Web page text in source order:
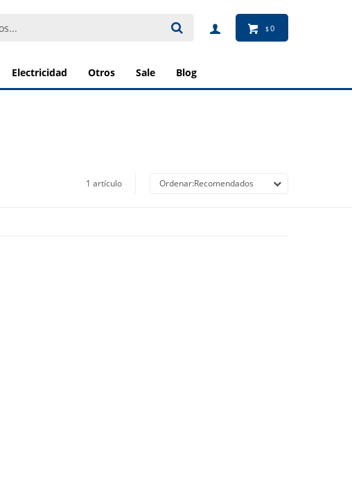
electricidad otros sale blog
$0
1 artículo Recomendados